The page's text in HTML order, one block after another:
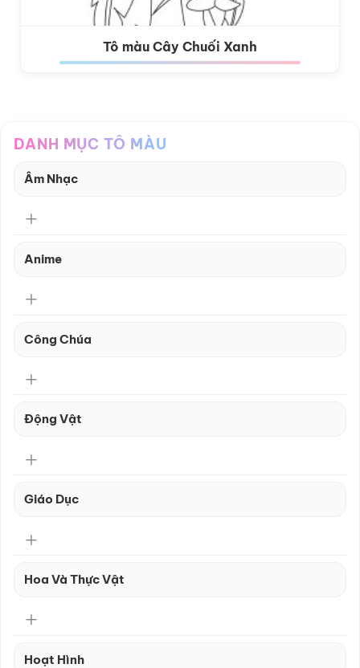
Tô màu Cây Chuối Xanh
DANH MỤC TÔ MÀU
Âm Nhạc
Anime
Công Chúa
Động Vật
Giáo Dục
Hoa Và Thực Vật
Hoạt Hình